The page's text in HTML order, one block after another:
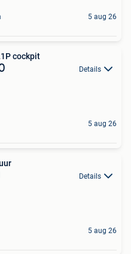
5 aug 26
cockpit
Details
5 aug 26
Details
5 aug 26